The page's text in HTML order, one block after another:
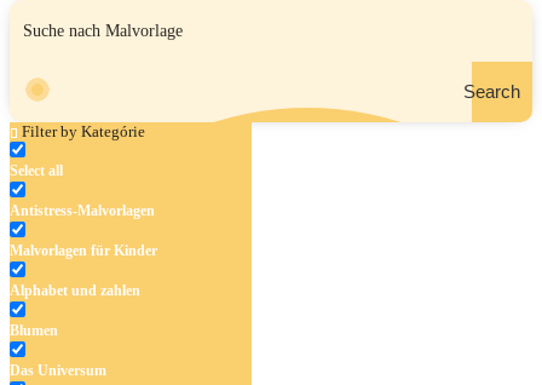
Search
Filter by Kategórie
Select all
Antistress-Malvorlagen
Malvorlagen für Kinder
Alphabet und zahlen
Blumen
Das Universum